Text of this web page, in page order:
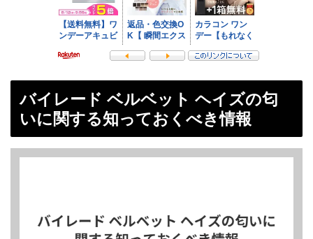
バイレード ベルベット ヘイズの匂
いに関する知っておくべき情報